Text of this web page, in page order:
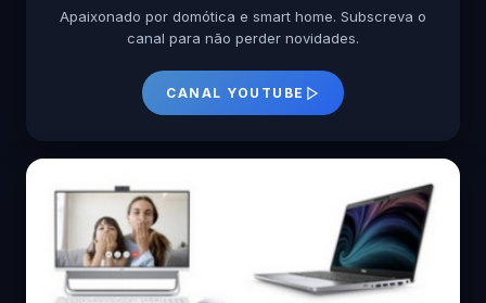
Apaixonado por domótica e smart home. Subscreva o
canal para não perder novidades.
CANAL YOUTUBE